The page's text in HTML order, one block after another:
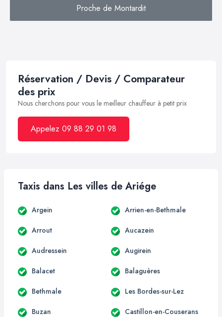
Proche de Montardit
Réservation / Devis / Comparateur
des prix
Nous cherchons pour vous le meilleur chauffeur à petit prix
Appelez 09 88 29 01 98
Taxis dans Les villes de Ariége
Argein Arrien-en-Bethmale
Arrout Aucazein
Audressein Augirein
Balacet Balaguères
Bethmale Les Bordes-sur-Lez
Buzan Castillon-en-Couserans